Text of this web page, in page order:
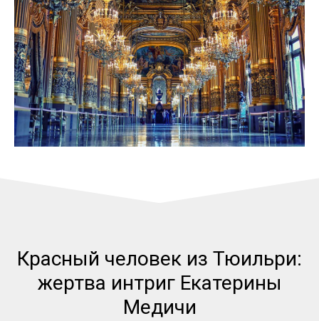
Красный человек из Тюильри:
жертва интриг Екатерины
Медичи